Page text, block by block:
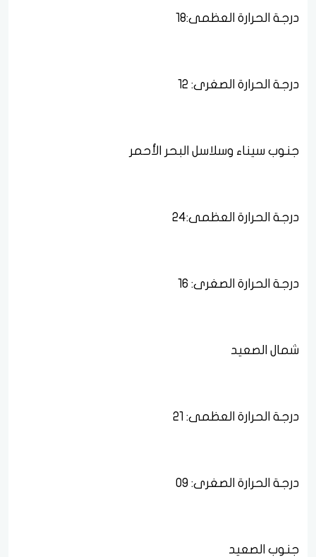
درجة الحرارة العظمى:18
درجة الحرارة الصغرى: 12
جنوب سيناء وسلاسل البحر الأحمر
درجة الحرارة العظمى:24
درجة الحرارة الصغرى: 16
شمال الصعيد
درجة الحرارة العظمى: 21
درجة الحرارة الصغرى: 09
جنوب الصعيد